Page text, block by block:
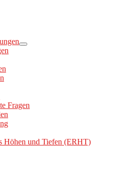
Fragen
Höhen und Tiefen (ERHT)